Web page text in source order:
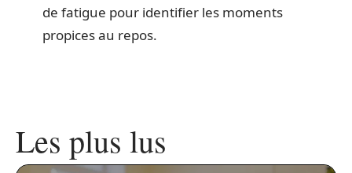
de fatigue pour identifier les moments
propices au repos.
Les plus lus